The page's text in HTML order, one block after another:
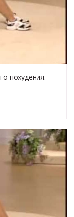
похудения.